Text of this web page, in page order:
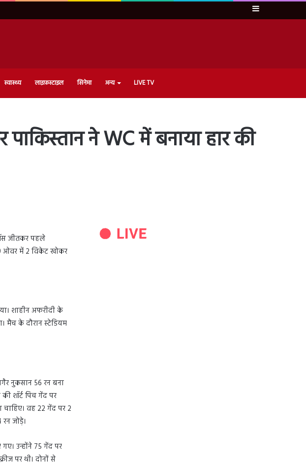
Sidebar
स्वास्थ्य लाइफ़स्टाइल सिनेमा अन्य LIVE TV
ने WC में बनाया हार की
जीतकर पहले
ओवर में 2 विकेट खोकर
शाहीन अफरीदी के
मैच के दौरान स्टेडियम
नुकसान 56 रन बना
शॉर्ट पिच गेंद पर
वह 22 गेंद पर 2
जोड़े।
उन्होंने 75 गेंद पर
पर थी। दोनों से